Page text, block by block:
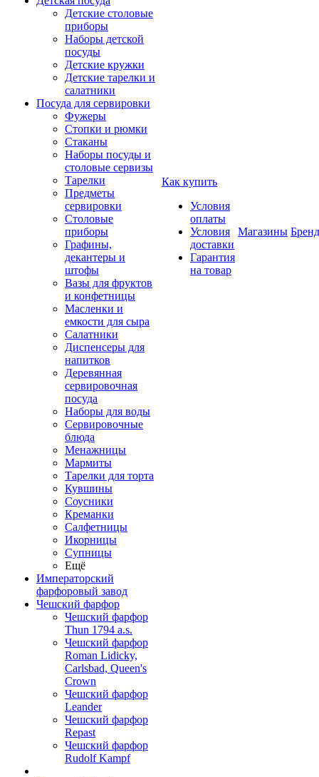
Детские столовые
приборы
Наборы детской
посуды
Детские кружки
Детские тарелки и
салатники
Посуда для сервировки
Фужеры
Стопки и рюмки
Стаканы
Наборы посуды и
столовые сервизы
Тарелки
Предметы
сервировки
Столовые
приборы
Графины,
декантеры и
штофы
Вазы для фруктов
и конфетницы
Масленки и
емкости для сыра
Салатники
Диспенсеры для
напитков
Деревянная
сервировочная
посуда
Наборы для воды
Сервировочные
блюда
Менажницы
Мармиты
Тарелки для торта
Кувшины
Соусники
Креманки
Салфетницы
Икорницы
Супницы
Ещё
Императорский
фарфоровый завод
Чешский фарфор
Чешский фарфор
Thun 1794 a.s.
Чешский фарфор
Roman Lidicky,
Carlsbad, Queen's
Crown
Чешский фарфор
Leander
Чешский фарфор
Repast
Чешский фарфор
Rudolf Kampf
Как купить
Условия
оплаты
Условия
доставки
Гарантия
на товар
Магазины